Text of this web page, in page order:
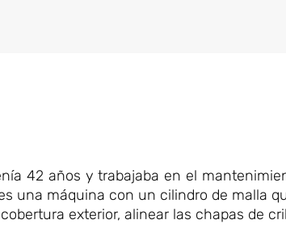
42 años y trabajaba en el
una máquina con un cilindro de malla
exterior, alinear las chapas de